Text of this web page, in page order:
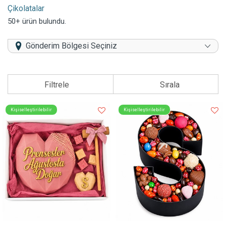
Çikolatalar
50+ ürün bulundu.
Gönderim Bölgesi Seçiniz
Filtrele Sırala
Kişiselleştirilebilir Kişiselleştirilebilir